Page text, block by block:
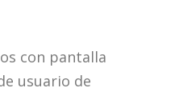
con pantalla
usuario de